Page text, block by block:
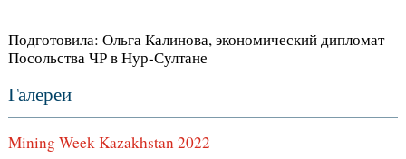
Подготовила: Ольга Калинова, экономический дипломат
Посольства ЧР в Нур-Султане
Галереи
Mining Week Kazakhstan 2022